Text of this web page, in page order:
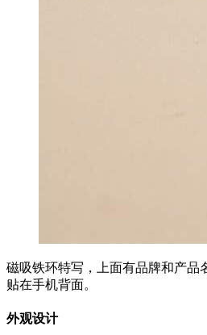
磁吸铁环特写，上面有品牌和产品
贴在手机背面。
外观设计